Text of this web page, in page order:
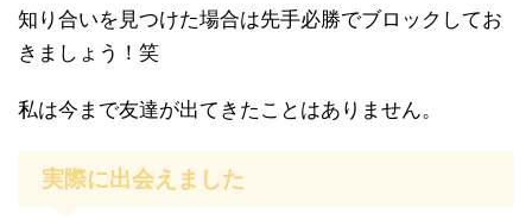
知り合いを見つけた場合は先手必勝でブロックしてお
きましょう！笑
私は今まで友達が出てきたことはありません。
実際に出会えました